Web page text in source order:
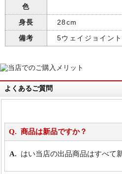
色
身長
28cm
備考
5ウェイジョイント
よくあるご質問
商品は新品ですか？
はい当店の出品商品はすべて